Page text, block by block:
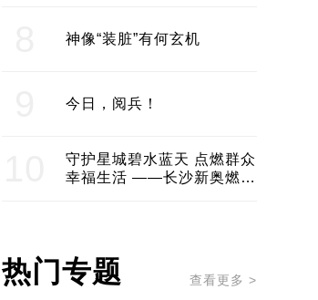
神像“装脏”有何玄机
今日，阅兵！
守护星城碧水蓝天 点燃群众
幸福生活 ——长沙新奥燃气
热门专题 查看更多 >